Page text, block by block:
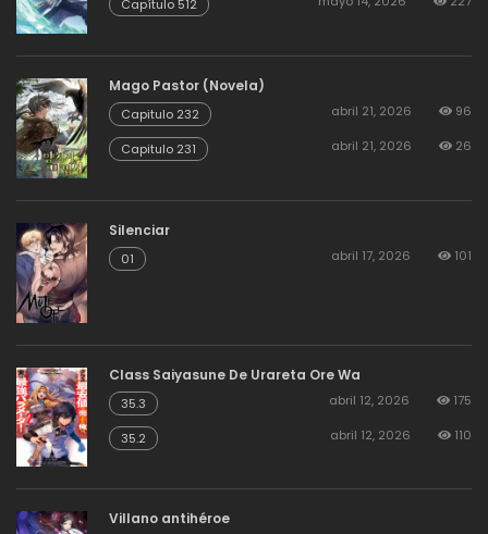
Capítulo 512
Mago Pastor (Novela)
Capitulo 232 abril 21, 2026 96
Capitulo 231 abril 21, 2026 26
Silenciar
01 abril 17, 2026 101
Class Saiyasune De Urareta Ore Wa
35.3 abril 12, 2026 175
35.2 abril 12, 2026 110
Villano antihéroe